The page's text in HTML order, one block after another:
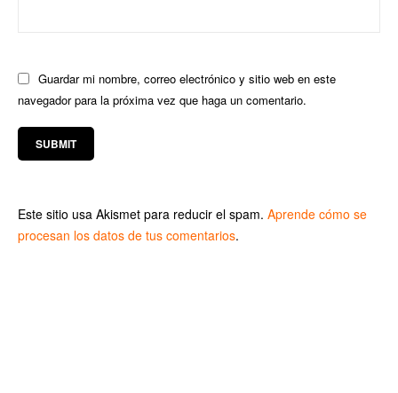
Guardar mi nombre, correo electrónico y sitio web en este
navegador para la próxima vez que haga un comentario.
Este sitio usa Akismet para reducir el spam. Aprende cómo se
procesan los datos de tus comentarios.